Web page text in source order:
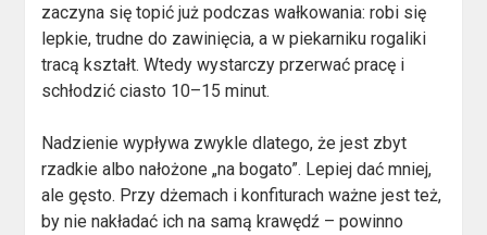
zaczyna się topić już podczas wałkowania: robi się
lepkie, trudne do zawinięcia, a w piekarniku rogaliki
tracą kształt. Wtedy wystarczy przerwać pracę i
schłodzić ciasto 10–15 minut.
Nadzienie wypływa zwykle dlatego, że jest zbyt
rzadkie albo nałożone „na bogato”. Lepiej dać mniej,
ale gęsto. Przy dżemach i konfiturach ważne jest też,
by nie nakładać ich na samą krawędź – powinno